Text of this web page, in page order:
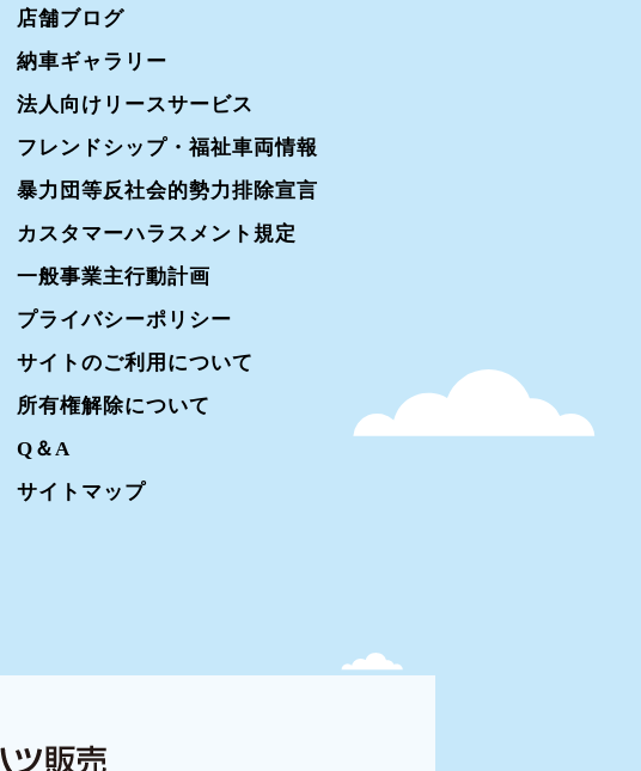
店舗ブログ
納車ギャラリー
法人向けリースサービス
フレンドシップ・福祉車両情報
暴力団等反社会的勢力排除宣言
カスタマーハラスメント規定
一般事業主行動計画
プライバシーポリシー
サイトのご利用について
所有権解除について
Q＆A
サイトマップ